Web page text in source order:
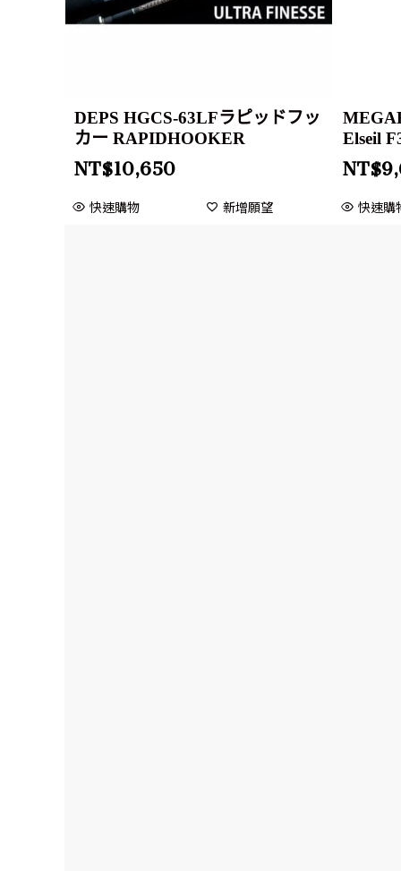
DEPS HGCS-63LFラピッドフッ
カー RAPIDHOOKER
NT$10,650
快速購物 新增願望
Elseil
NT$
快速購